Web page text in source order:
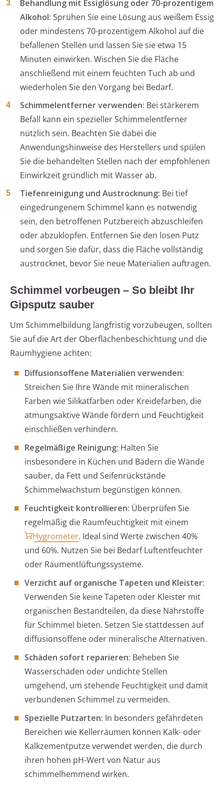
Behandlung mit Essiglösung oder 70-prozentigem
Alkohol: Sprühen Sie eine Lösung aus weißem Essig
oder mindestens 70-prozentigem Alkohol auf die
befallenen Stellen und lassen Sie sie etwa 15
Minuten einwirken. Wischen Sie die Fläche
anschließend mit einem feuchten Tuch ab und
wiederholen Sie den Vorgang bei Bedarf.
Schimmelentferner verwenden: Bei stärkerem
Befall kann ein spezieller Schimmelentferner
nützlich sein. Beachten Sie dabei die
Anwendungshinweise des Herstellers und spülen
Sie die behandelten Stellen nach der empfohlenen
Einwirkzeit gründlich mit Wasser ab.
Tiefenreinigung und Austrocknung: Bei tief
eingedrungenem Schimmel kann es notwendig
sein, den betroffenen Putzbereich abzuschleifen
oder abzuklopfen. Entfernen Sie den losen Putz
und sorgen Sie dafür, dass die Fläche vollständig
austrocknet, bevor Sie neue Materialien auftragen.
Schimmel vorbeugen – So bleibt Ihr
Gipsputz sauber
Um Schimmelbildung langfristig vorzubeugen, sollten
Sie auf die Art der Oberflächenbeschichtung und die
Raumhygiene achten:
Diffusionsoffene Materialien verwenden:
Streichen Sie Ihre Wände mit mineralischen
Farben wie Silikatfarben oder Kreidefarben, die
atmungsaktive Wände fördern und Feuchtigkeit
einschließen verhindern.
Regelmäßige Reinigung: Halten Sie
insbesondere in Küchen und Bädern die Wände
sauber, da Fett und Seifenrückstände
Schimmelwachstum begünstigen können.
Feuchtigkeit kontrollieren: Überprüfen Sie
regelmäßig die Raumfeuchtigkeit mit einem
Hygrometer. Ideal sind Werte zwischen 40%
und 60%. Nutzen Sie bei Bedarf Luftentfeuchter
oder Raumentlüftungssysteme.
Verzicht auf organische Tapeten und Kleister:
Verwenden Sie keine Tapeten oder Kleister mit
organischen Bestandteilen, da diese Nährstoffe
für Schimmel bieten. Setzen Sie stattdessen auf
diffusionsoffene oder mineralische Alternativen.
Schäden sofort reparieren: Beheben Sie
Wasserschäden oder undichte Stellen
umgehend, um stehende Feuchtigkeit und damit
verbundenen Schimmel zu vermeiden.
Spezielle Putzarten: In besonders gefährdeten
Bereichen wie Kellerräumen können Kalk- oder
Kalkzementputze verwendet werden, die durch
ihren hohen pH-Wert von Natur aus
schimmelhemmend wirken.